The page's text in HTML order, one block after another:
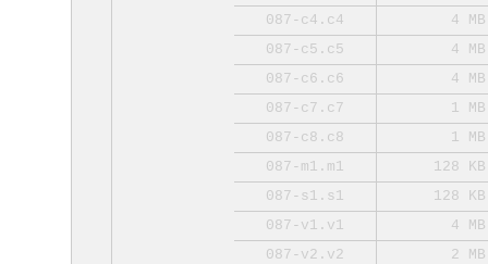
087-c4.c4
4 MB
087-c5.c5
4 MB
087-c6.c6
4 MB
087-c7.c7
1 MB
087-c8.c8
1 MB
087-m1.m1
128 KB
087-s1.s1
128 KB
087-v1.v1
4 MB
087-v2.v2
2 MB